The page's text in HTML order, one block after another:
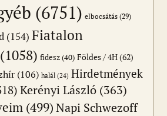
(6751) elbocsátás (29)
(154) Fiatalon
(1058) fidesz(40) Földes / 4H(62)
(106) halál (24) Hirdetmények
Kerényi László (363)
(499)Napi Schwezoff